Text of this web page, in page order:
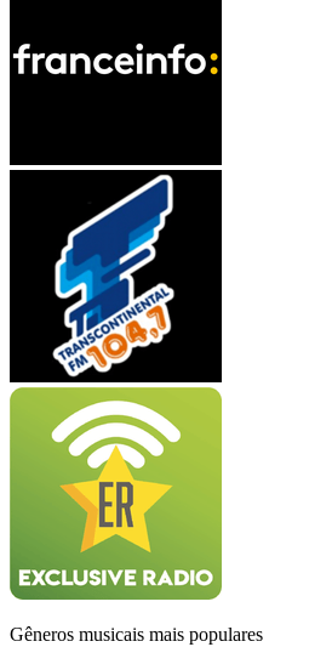
Gêneros musicais mais populares